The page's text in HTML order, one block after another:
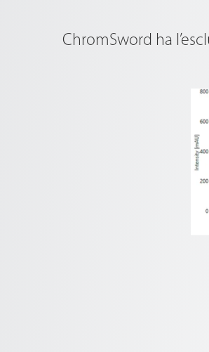
ChromSword ha